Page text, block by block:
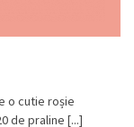
o cutie roșie
de praline [...]